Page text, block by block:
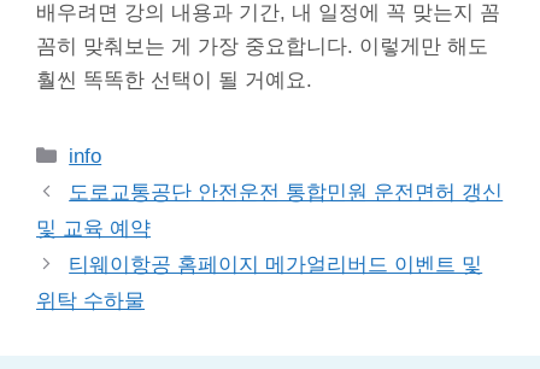
배우려면 강의 내용과 기간, 내 일정에 꼭 맞는지 꼼
꼼히 맞춰보는 게 가장 중요합니다. 이렇게만 해도
훨씬 똑똑한 선택이 될 거예요.
카
테
리
info
도로교통공단 안전운전 통합민원 운전면허 갱신
및 교육 예약
티웨이항공 홈페이지 메가얼리버드 이벤트 및
위탁 수하물